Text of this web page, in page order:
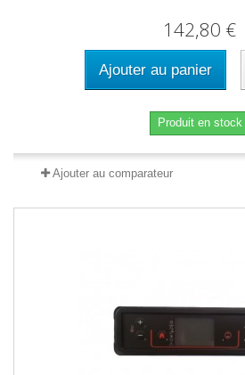
142,80 €
Ajouter au panier
Produit en stock
Ajouter au comparateur